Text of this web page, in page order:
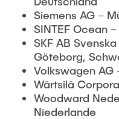
Siemens AG –
SINTEF Ocean
SKF AB
Göteborg,
Volkswagen AG
Wärtsilä
Woodward
Niederlande